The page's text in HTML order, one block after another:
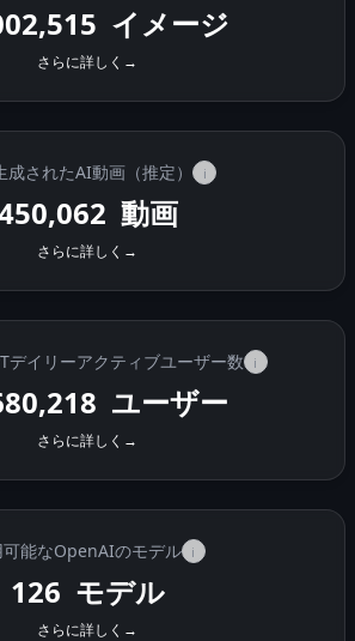
イメージ
さらに詳しく →
成されたAI動画（推定） i
動画
さらに詳しく →
デイリーアクティブユーザー数 i
ユーザー
さらに詳しく →
能なOpenAIのモデル i
126 モデル
さらに詳しく →